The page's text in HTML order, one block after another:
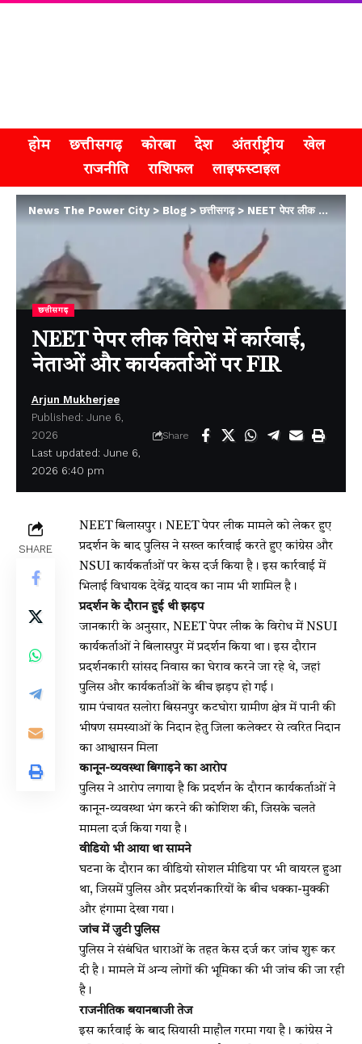
होम छत्तीसगढ़ कोरबा देश अंतर्राष्ट्रीय
खेल
राजनीति
राशिफल लाइफस्टाइल
News The Power City> Blog>छत्तीसगढ़>NEET पेपर लीक विरोध में कार्रवाई, नेताओं और कार्यकर्ताओं पर FIR
छत्तीसगढ़
NEET पेपर लीक विरोध में कार्रवाई,
नेताओं और कार्यकर्ताओं पर FIR
Last updated: June 6,
2026 6:40 pm
Arjun Mukherjee
Published: June 6,
2026
Share
SHARE
NEETबिलासपुर। NEET पेपर लीक मामले को लेकर हुए
प्रदर्शन के बाद पुलिस ने सख्त कार्रवाई करते हुए कांग्रेस और
NSUI कार्यकर्ताओं पर केस दर्ज किया है। इस कार्रवाई में
भिलाई विधायक देवेंद्र यादव का नाम भी शामिल है।
प्रदर्शन के दौरान हुई थी झड़प
जानकारी के अनुसार, NEET पेपर लीक के विरोध में NSUI
कार्यकर्ताओं ने बिलासपुर में प्रदर्शन किया था। इस दौरान
प्रदर्शनकारी सांसद निवास का घेराव करने जा रहे थे, जहां
पुलिस और कार्यकर्ताओं के बीच झड़प हो गई।
ग्राम पंचायत सलोरा बिसनपुर कटघोरा ग्रामीण क्षेत्र में पानी की
भीषण समस्याओं के निदान हेतु जिला कलेक्टर से त्वरित निदान
का आश्वासन मिला
कानून-व्यवस्था बिगाड़ने का आरोप
पुलिस ने आरोप लगाया है कि प्रदर्शन के दौरान कार्यकर्ताओं ने
कानून-व्यवस्था भंग करने की कोशिश की, जिसके चलते
मामला दर्ज किया गया है।
वीडियो भी आया था सामने
घटना के दौरान का वीडियो सोशल मीडिया पर भी वायरल हुआ
था, जिसमें पुलिस और प्रदर्शनकारियों के बीच धक्का-मुक्की
और हंगामा देखा गया।
जांच में जुटी पुलिस
पुलिस ने संबंधित धाराओं के तहत केस दर्ज कर जांच शुरू कर
दी है। मामले में अन्य लोगों की भूमिका की भी जांच की जा रही
है।
राजनीतिक बयानबाजी तेज
इस कार्रवाई के बाद सियासी माहौल गरमा गया है। कांग्रेस ने